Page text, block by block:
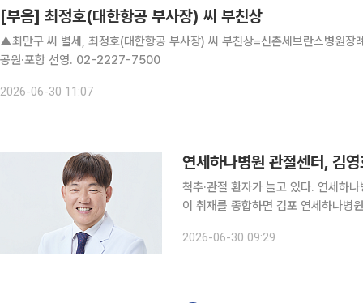
[부음] 최정호(대한항공 부사장) 씨 부친상
▲최만구 씨 별세, 최정호(대한항공 부사장) 씨 부친상=신촌세브란스병원
공원·포항 선영. 02-2227-7500
2026-06-30 11:07
연세하나병원 관절센터, 김
척추·관절 환자가 늘고 있다. 연세하나병
이 취재를 종합하면 김포 연세하나병
학 의학박사로 연세대학교 세브란스
2026-06-30 09:29